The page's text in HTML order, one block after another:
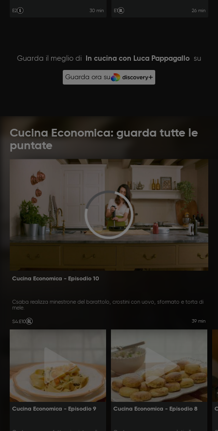
E2 30 min
stecchi alla petroniana.
E1 26 min
Guarda il meglio di In cucina con Luca Pappagallo su
Guarda ora su
Cucina Economica: guarda tutte le
puntate
Cucina Economica - Episodio 10
Csaba realizza minestrone del barattolo, crostini con uovo, sformato e torta di
mele.
S4:E10 39 min
Cucina Economica - Episodio 9 Cucina Economica - Episodio 8